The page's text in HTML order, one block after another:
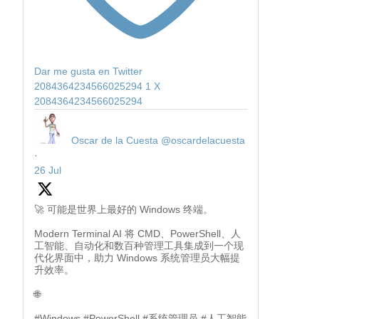
Dar me gusta en Twitter
2084364234566025294 1 X
2084364234566025294
Oscar de la Cuesta @oscardelacuesta
·
26 Jul
🚀 可能是世界上最好的 Windows 终端。
Modern Terminal AI 将 CMD、PowerShell、人
工智能、自动化和数百种管理工具集成到一个现
代化界面中，助力 Windows 系统管理员大幅提
升效率。
🌐